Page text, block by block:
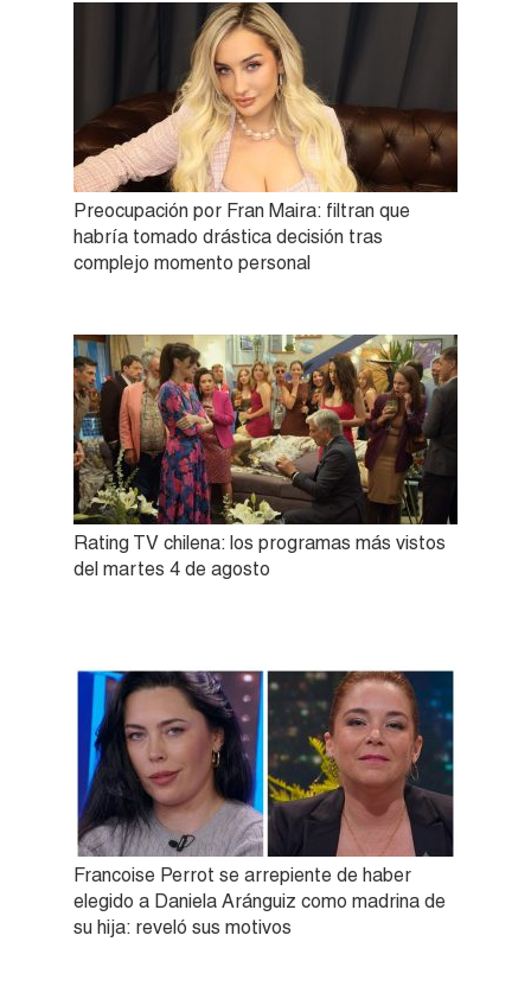
Preocupación por Fran Maira: filtran que
habría tomado drástica decisión tras
complejo momento personal
Rating TV chilena: los programas más vistos
del martes 4 de agosto
Francoise Perrot se arrepiente de haber
elegido a Daniela Aránguiz como madrina de
su hija: reveló sus motivos